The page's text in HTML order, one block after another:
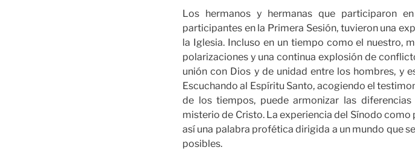
Los hermanos y hermanas que participaron
participantes en la Primera Sesión, tuvieron una
la Iglesia. Incluso en un tiempo como el nuestro,
polarizaciones y una continua explosión de
unión con Dios y de unidad entre los hombres, y
Escuchando al Espíritu Santo, acogiendo el
de los tiempos, puede armonizar las
misterio de Cristo. La experiencia del Sínodo
así una palabra profética dirigida a un mundo que
posibles.